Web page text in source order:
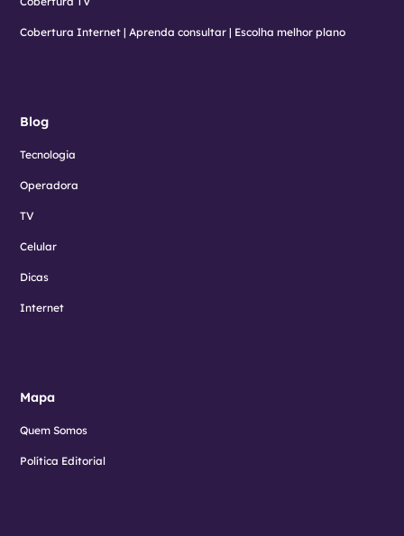
Cobertura Internet | Aprenda consultar | Escolha melhor plano
Blog
Tecnologia
Operadora
TV
Celular
Dicas
Internet
Mapa
Quem Somos
Política Editorial